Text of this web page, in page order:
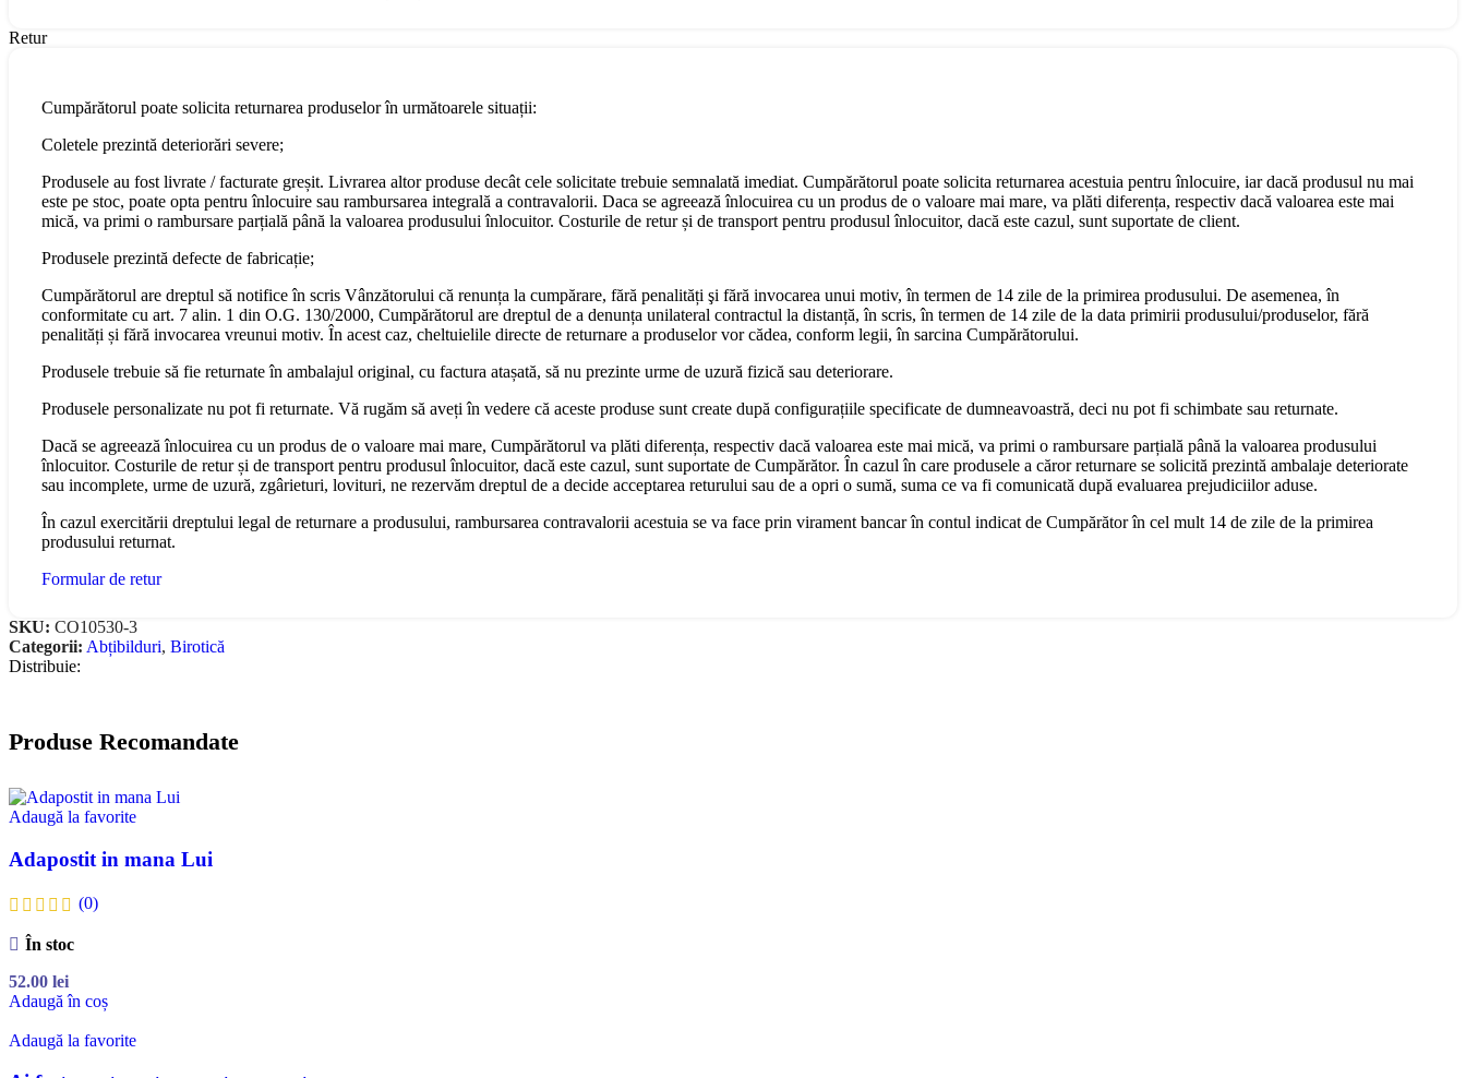
Retur
Cumpărătorul poate solicita returnarea produselor în următoarele situații:
Coletele prezintă deteriorări severe;
Produsele au fost livrate / facturate greșit. Livrarea altor produse decât cele solicitate trebuie semnalată imediat. Cumpărătorul poate solicita returnarea acestuia pentru înlocuire, iar dacă produsul nu mai
este pe stoc, poate opta pentru înlocuire sau rambursarea integrală a contravalorii. Daca se agreează înlocuirea cu un produs de o valoare mai mare, va plăti diferența, respectiv dacă valoarea este mai
mică, va primi o rambursare parțială până la valoarea produsului înlocuitor. Costurile de retur și de transport pentru produsul înlocuitor, dacă este cazul, sunt suportate de client.
Produsele prezintă defecte de fabricație;
Cumpărătorul are dreptul să notifice în scris Vânzătorului că renunța la cumpărare, fără penalități şi fără invocarea unui motiv, în termen de 14 zile de la primirea produsului. De asemenea, în
conformitate cu art. 7 alin. 1 din O.G. 130/2000, Cumpărătorul are dreptul de a denunța unilateral contractul la distanță, în scris, în termen de 14 zile de la data primirii produsului/produselor, fără
penalități și fără invocarea vreunui motiv. În acest caz, cheltuielile directe de returnare a produselor vor cădea, conform legii, în sarcina Cumpărătorului.
Produsele trebuie să fie returnate în ambalajul original, cu factura atașată, să nu prezinte urme de uzură fizică sau deteriorare.
Produsele personalizate nu pot fi returnate. Vă rugăm să aveți în vedere că aceste produse sunt create după configurațiile specificate de dumneavoastră, deci nu pot fi schimbate sau returnate.
Dacă se agreează înlocuirea cu un produs de o valoare mai mare, Cumpărătorul va plăti diferența, respectiv dacă valoarea este mai mică, va primi o rambursare parțială până la valoarea produsului
înlocuitor. Costurile de retur și de transport pentru produsul înlocuitor, dacă este cazul, sunt suportate de Cumpărător. În cazul în care produsele a căror returnare se solicită prezintă ambalaje deteriorate
sau incomplete, urme de uzură, zgârieturi, lovituri, ne rezervăm dreptul de a decide acceptarea returului sau de a opri o sumă, suma ce va fi comunicată după evaluarea prejudiciilor aduse.
În cazul exercitării dreptului legal de returnare a produsului, rambursarea contravalorii acestuia se va face prin virament bancar în contul indicat de Cumpărător în cel mult 14 de zile de la primirea
produsului returnat.
Formular de retur
SKU: CO10530-3
Categorii: Abțibilduri, Birotică
Distribuie:
Produse Recomandate
Adaugă la favorite
Adapostit in mana Lui
(0)
În stoc
52.00 lei
Adaugă în coș
Adaugă la favorite